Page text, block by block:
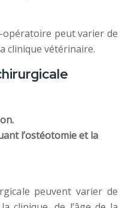
peut varier de
clinique vétérinaire.
l’ostéotomie et la
peuvent varier de